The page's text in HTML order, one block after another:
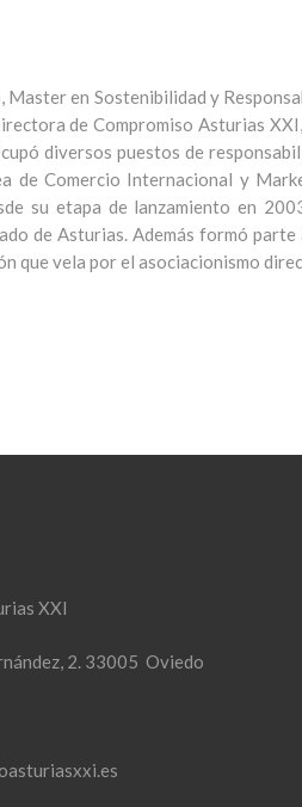
en Sostenibilidad y
de Compromiso Asturias
diversos puestos de
Comercio Internacional y
su etapa de lanzamiento en
de Asturias. Además formó
que vela por el asociacionismo
XXI
2. 33005 Oviedo